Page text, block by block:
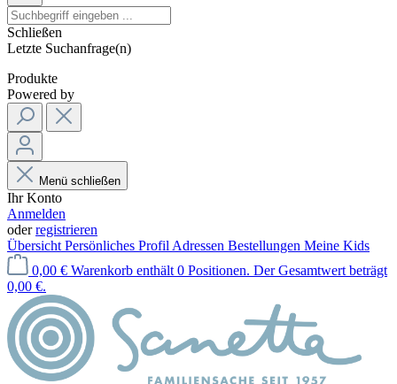
Schließen
Letzte Suchanfrage(n)
Produkte
Powered by
Menü schließen
Ihr Konto
Anmelden
oderregistrieren
Übersicht Persönliches Profil Adressen Bestellungen Meine Kids
0,00 € Warenkorb enthält 0 Positionen. Der Gesamtwert beträgt
0,00 €.